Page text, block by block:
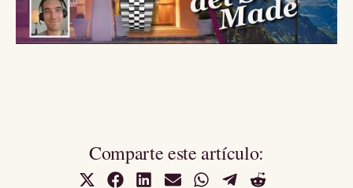
Comparte este artículo:
CompartirCompartirCompartirCompartirCompartirCompartir
Compartir